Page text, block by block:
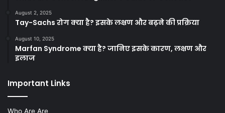
August 2, 2025
Tay-Sachs रोग क्या है? इसके लक्षण और बढ़ने की प्रक्रिया
August 10, 2025
Marfan Syndrome क्या है? जानिए इसके कारण, लक्षण और
इलाज
Important Links
Who Are Are